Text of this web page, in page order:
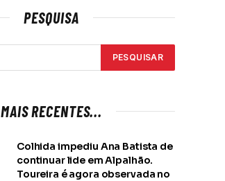
PESQUISA
MAIS RECENTES...
Colhida impediu Ana Batista de
continuar lide em Alpalhão.
Toureira é agora observada no